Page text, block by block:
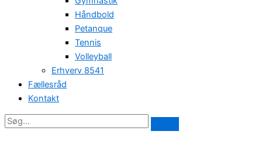
Håndbold
Petanque
Tennis
Volleyball
Erhverv 8541
Fællesråd
Kontakt